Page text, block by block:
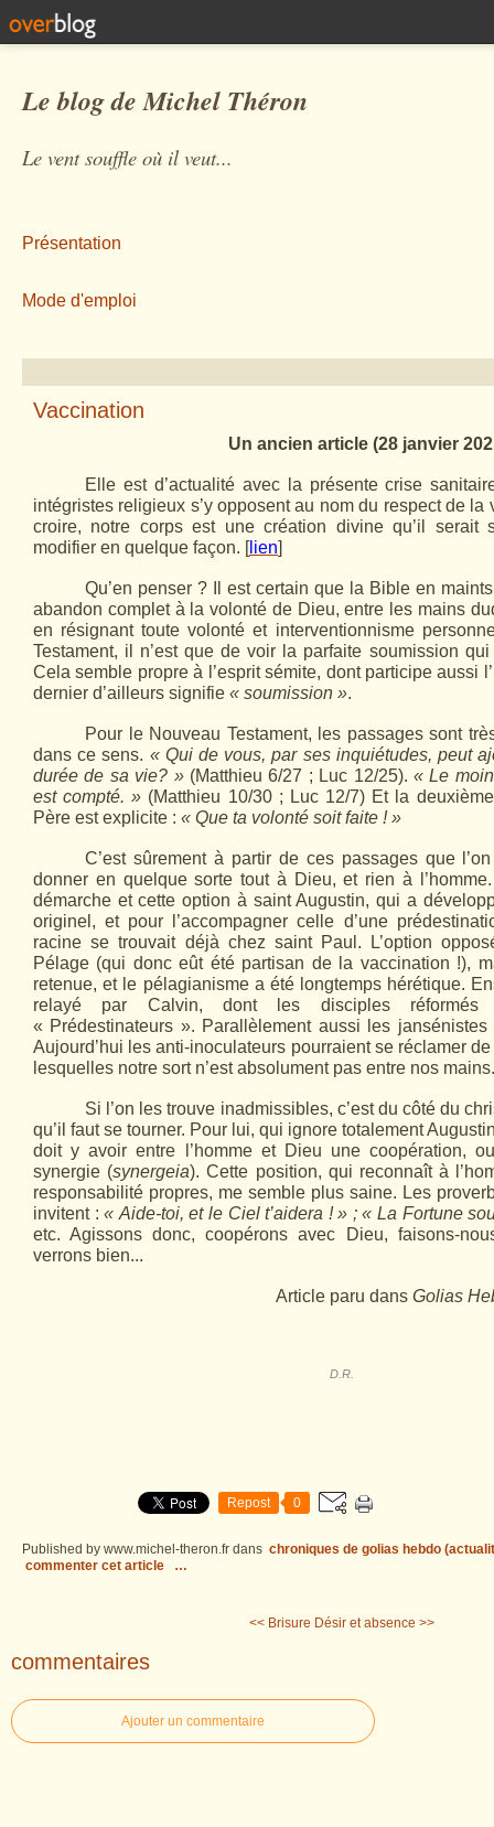
Le blog de Michel Théron
Le vent souffle où il veut...
Présentation
Mode d'emploi
Vaccination
Un ancien article (28 janvier
Elle est d’actualité avec la présente crise
intégristes religieux s’y opposent au nom du respect de la
croire, notre corps est une création divine qu’il serait
modifier en quelque façon. [lien]
Qu’en penser ? Il est certain que la Bible en
abandon complet à la volonté de Dieu, entre les mains
en résignant toute volonté et interventionnisme
Testament, il n’est que de voir la parfaite soumission
Cela semble propre à l’esprit sémite, dont participe aussi
dernier d’ailleurs signifie « soumission ».
Pour le Nouveau Testament, les passages sont
dans ce sens. « Qui de vous, par ses inquiétudes, peut
durée de sa vie? »(Matthieu 6/27 ; Luc 12/25).« Le
est compté. » (Matthieu 10/30 ; Luc 12/7) Et la
Père est explicite : « Que ta volonté soit faite ! »
C’est sûrement à partir de ces passages que
donner en quelque sorte tout à Dieu, et rien à
démarche et cette option à saint Augustin, qui a
originel, et pour l’accompagner celle d’une
racine se trouvait déjà chez saint Paul. L’option
Pélage (qui donc eût été partisan de la vaccination !),
retenue, et le pélagianisme a été longtemps hérétique.
relayé par Calvin, dont les disciples
« Prédestinateurs ». Parallèlement aussi les
Aujourd’hui les anti-inoculateurs pourraient se réclamer
lesquelles notre sort n’est absolument pas entre nos mains.
Si l’on les trouve inadmissibles, c’est du côté du
qu’il faut se tourner. Pour lui, qui ignore totalement
doit y avoir entre l’homme et Dieu une coopération,
synergie (synergeia). Cette position, qui reconnaît à
responsabilité propres, me semble plus saine. Les
invitent :« Aide-toi, et le Ciel t’aidera ! » ; « La Fortune
etc. Agissons donc, coopérons avec Dieu, faisons-
verrons bien...
Article paru dans Golias
D.R.
Repost 0
Published by www.michel-theron.fr dans chroniques de golias hebdo
commenter cet article
…
<< Brisure Désir et absence >>
commentaires
Ajouter un commentaire